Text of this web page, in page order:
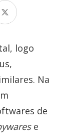
logo
Na
de
e